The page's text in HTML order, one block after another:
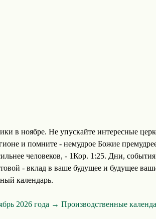
в ноябре. Не упускайте интересные
и помните - немудрое Божие
человеков, - 1Кор. 1:25. Дни,
- вклад в ваше будущее и будущее
календарь.
2026 года → Производственные